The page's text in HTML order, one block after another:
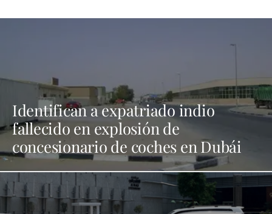
Identifican a expatriado indio
fallecido en explosión de
concesionario de coches en Dubái